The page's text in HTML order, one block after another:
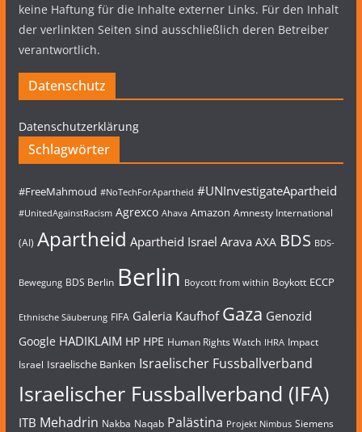
keine Haftung für die Inhalte externer Links. Für den Inhalt
der verlinkten Seiten sind ausschließlich deren Betreiber
verantwortlich.
Datenschutz
Datenschutzerklärung
Schlagwörter
#FreeMahmoud #NoTechForApartheid #UNInvestigateApartheid
#UnitedAgainstRacism Agrexco Ahava Amazon Amnesty International
(AI) Apartheid Apartheid Israel Arava AXA BDS BDS-
Bewegung BDS Berlin Berlin Boycott from within Boykott ECCP
Ethnische Säuberung FIFA Galeria Kaufhof Gaza Genozid
Google HADIKLAIM HP HPE Human Rights Watch IHRA Impact
Israel Israelische Banken Israelischer Fussballverband
Israelischer Fussballverband (IFA)
ITB Mehadrin Nakba Naqab Palästina Projekt Nimbus Siemens